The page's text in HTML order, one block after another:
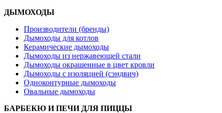
ДЫМОХОДЫ
Производители (бренды)
Дымоходы для котлов
Керамические дымоходы
Дымоходы из нержавеющей стали
Дымоходы окрашенные в цвет кровли
Дымоходы с изоляцией (сэндвич)
Одноконтурные дымоходы
Овальные дымоходы
БАРБЕКЮ И ПЕЧИ ДЛЯ ПИЦЦЫ